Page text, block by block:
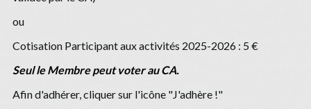
ou
Cotisation Participant aux activités 2025-2026 : 5 €
Seul le Membre peut voter au CA.
Afin d'adhérer, cliquer sur l'icône "J'adhère !"